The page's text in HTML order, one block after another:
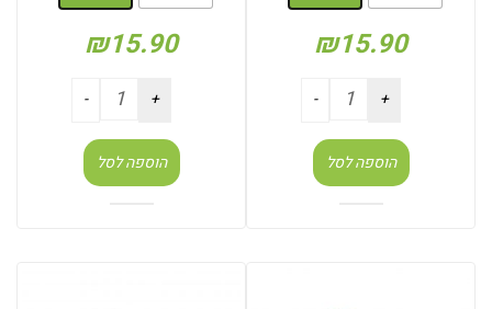
₪15.90
הוספה לסל
₪15.90
הוספה לסל